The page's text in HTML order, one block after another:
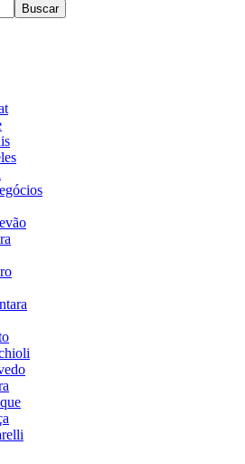
Buscar